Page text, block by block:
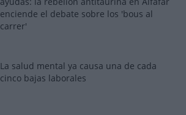
enciende el debate sobre los 'bous al
carrer'
La salud mental ya causa una de cada
cinco bajas laborales